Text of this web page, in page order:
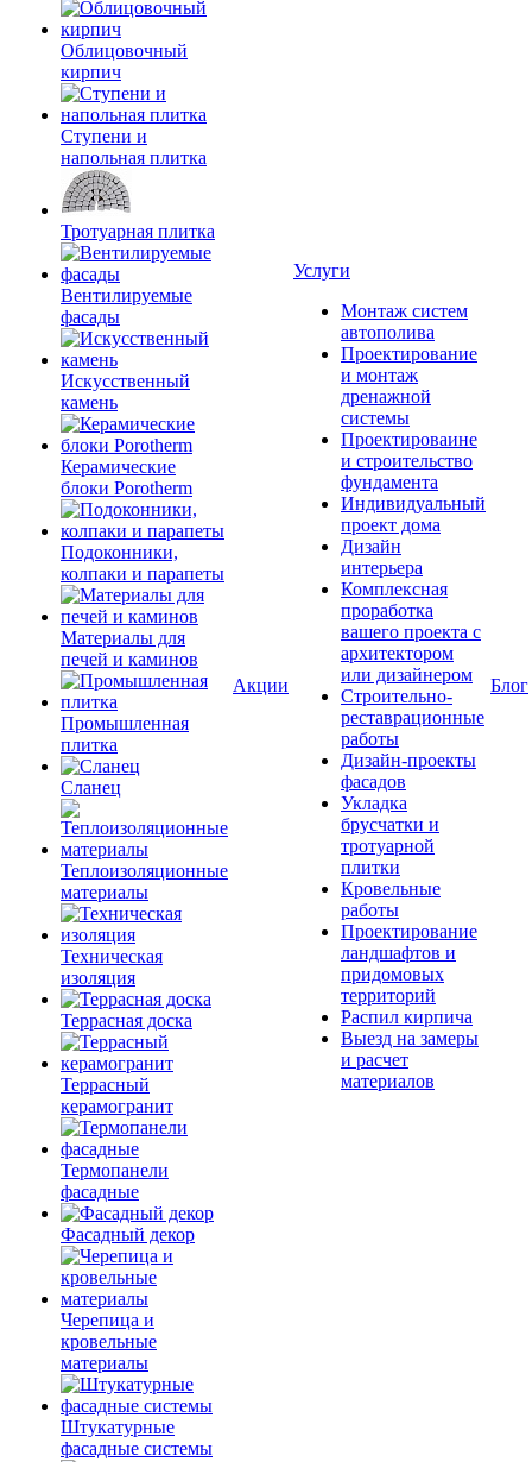
Облицовочный
кирпич
Ступени и
напольная плитка
Тротуарная плитка
Вентилируемые
фасады
Искусственный
камень
Керамические
блоки Porotherm
Подоконники,
колпаки и парапеты
Материалы для
печей и каминов
Промышленная
плитка
Сланец
Теплоизоляционные
материалы
Техническая
изоляция
Террасная доска
Террасный
керамогранит
Термопанели
фасадные
Фасадный декор
Черепица и
кровельные
материалы
Штукатурные
фасадные системы
Акции
Услуги
Монтаж систем
автополива
Проектирование
и монтаж
дренажной
системы
Проектироваине
и строительство
фундамента
Индивидуальный
проект дома
Дизайн
интерьера
Комплексная
проработка
вашего проекта с
архитектором
или дизайнером
Строительно-
реставрационные
работы
Дизайн-проекты
фасадов
Укладка
брусчатки и
тротуарной
плитки
Кровельные
работы
Проектирование
ландшафтов и
придомовых
территорий
Распил кирпича
Выезд на замеры
и расчет
материалов
Блог